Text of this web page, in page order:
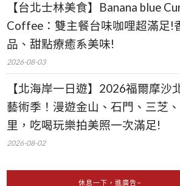
【台北士林美食】Banana blue
Coffee：雙主餐台味咖哩超滿足!
品、甜點療癒系美味!
2026-08-03
【北海岸一日遊】2026福爾摩沙
藝術季！漫遊金山、石門、三芝
里，吃喝玩樂拍美照一次滿足!
2026-08-02
休息一下，進廣告~